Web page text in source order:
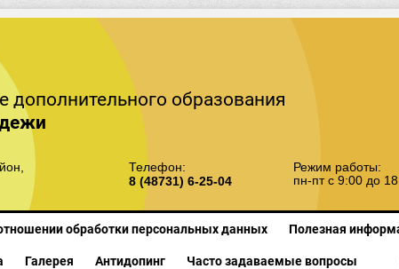
образования
Телефон:
8 (48731) 6-25-04
Режим работы:
пн-пт с 9:00 до
обработки персональных данных Полезная
Галерея Антидопинг Часто задаваемые вопросы